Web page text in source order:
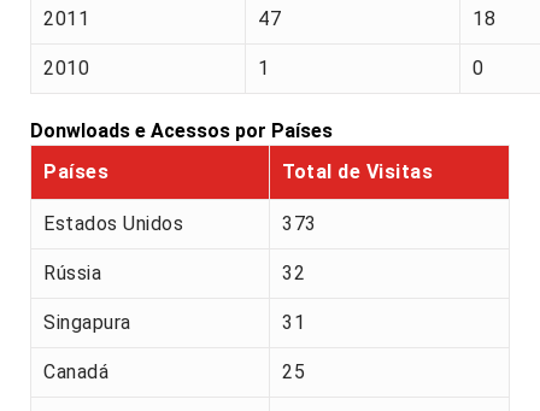
2011 47 18
2010 1 0
Donwloads e Acessos por Países
Países
Total de Visitas
Estados Unidos 373
Rússia 32
Singapura 31
Canadá 25